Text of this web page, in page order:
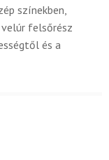
színekben,
felsőrész
és a